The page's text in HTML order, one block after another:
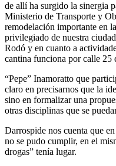
de allí ha surgido la sinergia
Ministerio de Transporte y
remodelación importante en
privilegiado de nuestra
Rodó y en cuanto a
cantina funciona por calle 25
“Pepe” Inamoratto que
claro en precisarnos que la
sino en formalizar una
otras disciplinas que se
Darrospide nos cuenta que
no se pudo cumplir, en el
drogas” tenía lugar.